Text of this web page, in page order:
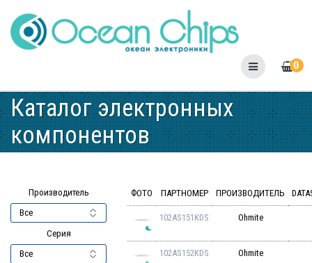
to
content
0
Каталог электронных
компонентов
Производитель
Серия
ФОТО ПАРТНОМЕР ПРОИЗВОДИТЕЛЬ
102AS151KDS Ohmite
102AS152KDS Ohmite